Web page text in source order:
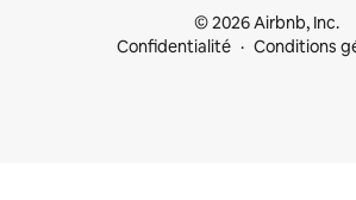
© 2026 Airbnb, Inc.
Confidentialité
Conditions